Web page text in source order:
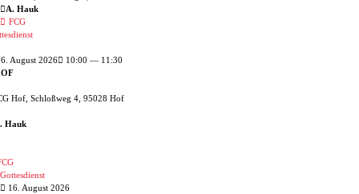
A. Hauk
FCG
August 2026
10:00 — 11:30
Hof, Schloßweg 4, 95028 Hof
Hauk
Gottesdienst
16. August 2026